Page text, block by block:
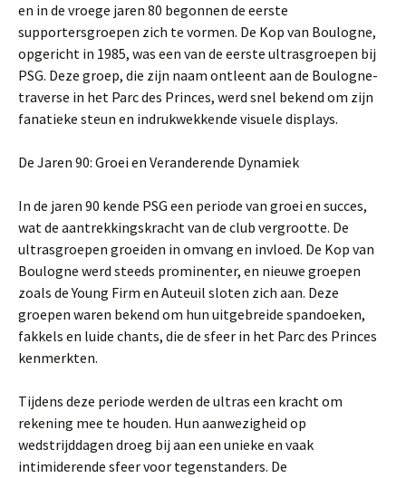
en in de vroege jaren 80 begonnen de eerste
supportersgroepen zich te vormen. De Kop van Boulogne,
opgericht in 1985, was een van de eerste ultrasgroepen bij
PSG. Deze groep, die zijn naam ontleent aan de Boulogne-
traverse in het Parc des Princes, werd snel bekend om zijn
fanatieke steun en indrukwekkende visuele displays.
De Jaren 90: Groei en Veranderende Dynamiek
In de jaren 90 kende PSG een periode van groei en succes,
wat de aantrekkingskracht van de club vergrootte. De
ultrasgroepen groeiden in omvang en invloed. De Kop van
Boulogne werd steeds prominenter, en nieuwe groepen
zoals de Young Firm en Auteuil sloten zich aan. Deze
groepen waren bekend om hun uitgebreide spandoeken,
fakkels en luide chants, die de sfeer in het Parc des Princes
kenmerkten.
Tijdens deze periode werden de ultras een kracht om
rekening mee te houden. Hun aanwezigheid op
wedstrijddagen droeg bij aan een unieke en vaak
intimiderende sfeer voor tegenstanders. De